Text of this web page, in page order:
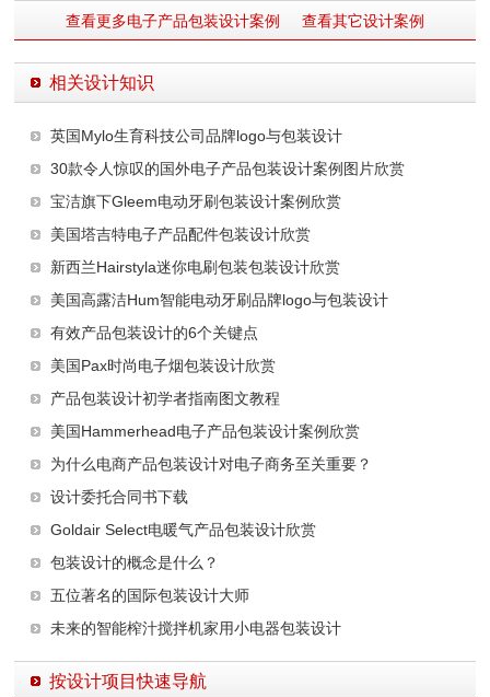
查看更多电子产品包装设计案例
查看其它设计案例
相关设计知识
英国Mylo生育科技公司品牌logo与包装设计
30款令人惊叹的国外电子产品包装设计案例图片欣赏
宝洁旗下Gleem电动牙刷包装设计案例欣赏
美国塔吉特电子产品配件包装设计欣赏
新西兰Hairstyla迷你电刷包装包装设计欣赏
美国高露洁Hum智能电动牙刷品牌logo与包装设计
有效产品包装设计的6个关键点
美国Pax时尚电子烟包装设计欣赏
产品包装设计初学者指南图文教程
美国Hammerhead电子产品包装设计案例欣赏
为什么电商产品包装设计对电子商务至关重要？
设计委托合同书下载
Goldair Select电暖气产品包装设计欣赏
包装设计的概念是什么？
五位著名的国际包装设计大师
未来的智能榨汁搅拌机家用小电器包装设计
按设计项目快速导航